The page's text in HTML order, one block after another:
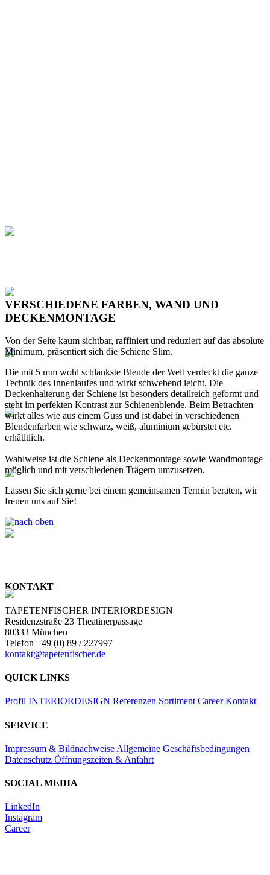
VERSCHIEDENE FARBEN, WAND UND
DECKENMONTAGE
Von der Seite kaum sichtbar, raffiniert und reduziert auf das absolute
Minimum, präsentiert sich die Schiene Slim.
Die mit 5 mm wohl schlankste Blende der Welt verdeckt die ganze
Technik des Innenlaufes und wirkt schwebend leicht. Die
Deckenhalterung der Schiene ist besonders detailreich geformt und
steht im perfekten Kontrast zur Schienenblende. Beim Betrachten
wirkt alles wie aus einem Guss und ist dabei in verschiedenen
Blendenfarben wie schwarz, weiß, aluminium gebürstet etc.
erhätltlich.
Wahlweise ist die Schiene als Deckenmontage sowie Wandmontage
möglich und mit verschiedenen Trägern umzusetzen.
Lassen Sie sich gerne bei einem gemeinsamen Termin beraten, wir
freuen uns auf Sie!
KONTAKT
TAPETENFISCHER INTERIORDESIGN
Residenzstraße 23 Theatinerpassage
80333 München
Telefon +49 (0) 89 / 227997
kontakt@tapetenfischer.de
QUICK LINKS
Profil INTERIORDESIGN Referenzen Sortiment CareerKontakt
SERVICE
Impressum & Bildnachweise Allgemeine Geschäftsbedingungen
Datenschutz Öffnungszeiten & Anfahrt
SOCIAL MEDIA
LinkedIn
Instagram
Career